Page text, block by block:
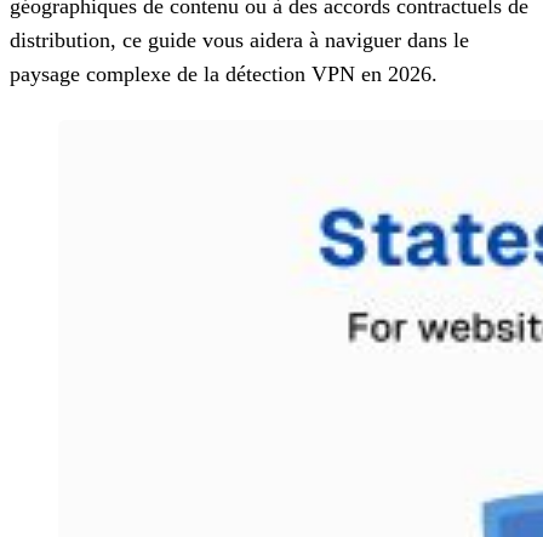
géographiques de contenu ou à des accords contractuels de
distribution, ce guide vous aidera à naviguer dans le
paysage complexe de la détection VPN en 2026.